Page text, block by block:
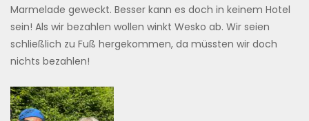
Marmelade geweckt. Besser kann es doch in keinem Hotel
sein! Als wir bezahlen wollen winkt Wesko ab. Wir seien
schließlich zu Fuß hergekommen, da müssten wir doch
nichts bezahlen!